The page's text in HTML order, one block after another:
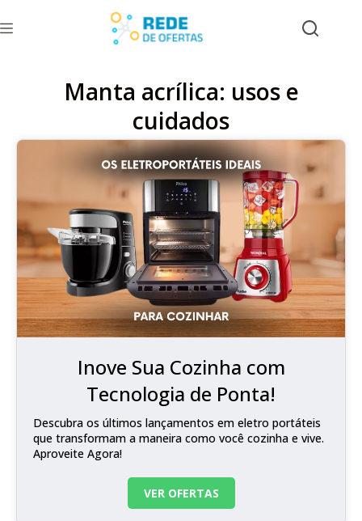
Manta acrílica: usos e
cuidados
Inove Sua Cozinha com
Tecnologia de Ponta!
Descubra os últimos lançamentos em eletro portáteis
que transformam a maneira como você cozinha e vive.
Aproveite Agora!
VER OFERTAS